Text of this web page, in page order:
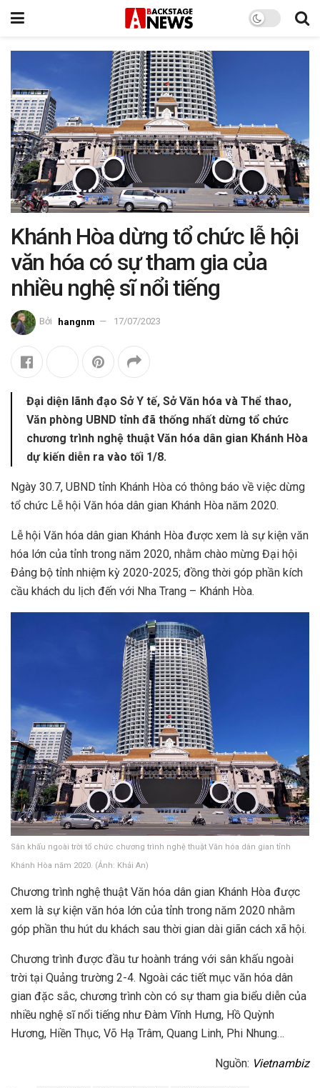
Khánh Hòa dừng tổ chức lễ hội
văn hóa có sự tham gia của
nhiều nghệ sĩ nổi tiếng
Bởi hangnm 17/07/2023
Đại diện lãnh đạo Sở Y tế, Sở Văn hóa và Thể thao,
Văn phòng UBND tỉnh đã thống nhất dừng tổ chức
chương trình nghệ thuật Văn hóa dân gian Khánh Hòa
dự kiến diễn ra vào tối 1/8.
Ngày 30.7, UBND tỉnh Khánh Hòa có thông báo về việc dừng
tổ chức Lễ hội Văn hóa dân gian Khánh Hòa năm 2020.
Lễ hội Văn hóa dân gian Khánh Hòa được xem là sự kiện văn
hóa lớn của tỉnh trong năm 2020, nhằm chào mừng Đại hội
Đảng bộ tỉnh nhiệm kỳ 2020-2025; đồng thời góp phần kích
cầu khách du lịch đến với Nha Trang – Khánh Hòa.
Sân khấu ngoài trời tổ chức chương trình nghệ thuật Văn hóa dân gian tỉnh
Khánh Hòa năm 2020. (Ảnh: Khải An)
Chương trình nghệ thuật Văn hóa dân gian Khánh Hòa được
xem là sự kiện văn hóa lớn của tỉnh trong năm 2020 nhằm
góp phần thu hút du khách sau thời gian dài giãn cách xã hội.
Chương trình được đầu tư hoành tráng với sân khấu ngoài
trời tại Quảng trường 2-4. Ngoài các tiết mục văn hóa dân
gian đặc sắc, chương trình còn có sự tham gia biểu diễn của
nhiều nghệ sĩ nổi tiếng như Đàm Vĩnh Hưng, Hồ Quỳnh
Hương, Hiền Thục, Võ Hạ Trâm, Quang Linh, Phi Nhung…
Nguồn: Vietnambiz